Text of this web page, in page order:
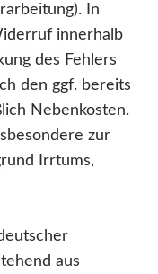
In
innerhalb
des Fehlers
den ggf. bereits
Nebenkosten.
zur
Irrtums,
aus